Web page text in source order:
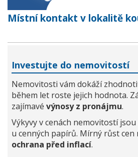
Místní kontakt v lokalitě
Investujte do nemovitostí
Nemovitosti vám dokáží
během let roste jejich hodnota.
zajímavé výnosy z pronájmu.
Výkyvy v cenách nemovitostí
u cenných papírů. Mírný růst
ochrana před inflací.